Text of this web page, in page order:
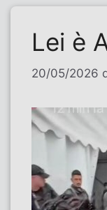
Lei è
20/05/2026